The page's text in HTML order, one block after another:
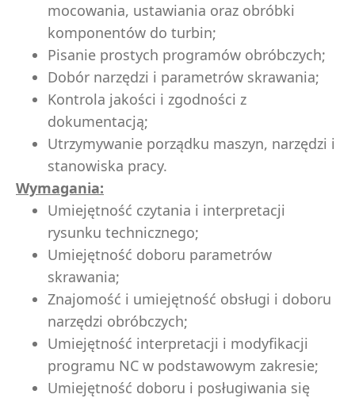
mocowania, ustawiania oraz obróbki
komponentów do turbin;
Pisanie prostych programów obróbczych;
Dobór narzędzi i parametrów skrawania;
Kontrola jakości i zgodności z
dokumentacją;
Utrzymywanie porządku maszyn, narzędzi i
stanowiska pracy.
Wymagania:
Umiejętność czytania i interpretacji
rysunku technicznego;
Umiejętność doboru parametrów
skrawania;
Znajomość i umiejętność obsługi i doboru
narzędzi obróbczych;
Umiejętność interpretacji i modyfikacji
programu NC w podstawowym zakresie;
Umiejętność doboru i posługiwania się